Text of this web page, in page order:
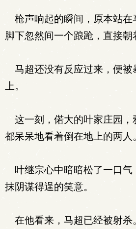
枪声响起的瞬间，原本站在
脚下忽然间一个踉跄，直接朝
马超还没有反应过来，便被
上。
这一刻，偌大的叶家庄园，
都呆呆地看着倒在地上的两人
叶继宗心中暗暗松了一口气
抹阴谋得逞的笑意。
在他看来，马超已经被射杀